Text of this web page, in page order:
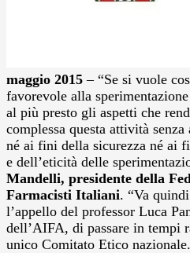
maggio 2015 – “Se si vuole
favorevole alla
al più presto gli aspetti che
complessa questa attività
né ai fini della sicurezza né ai
e dell’eticità delle
Mandelli, presidente della
Farmacisti Italiani. “Va
l’appello del professor Luca
dell’AIFA, di passare in tempi
unico Comitato Etico nazionale.